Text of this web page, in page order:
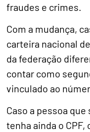
fraudes e crimes.
Com a mudança,
carteira nacional
da federação
contar como
vinculado ao
Caso a pessoa
tenha ainda o